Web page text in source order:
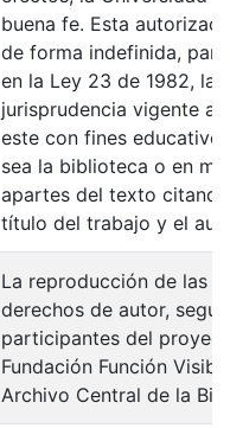
buena fe. Esta
de forma indefinida,
en la Ley 23 de 1982, la
jurisprudencia vigente
este con fines
sea la biblioteca o en
apartes del texto
título del trabajo y el
La reproducción de las
derechos de autor,
participantes del
Fundación Función
Archivo Central de la